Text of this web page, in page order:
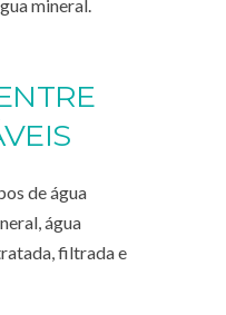
mineral.
de água
água
filtrada e